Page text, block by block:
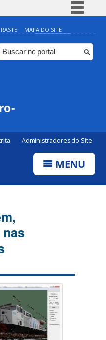
Simplifique!
Comunica BR
Participe
MAPA DO SITE
Administradores do Site
MENU